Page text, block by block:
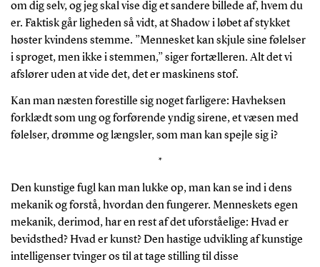
om dig selv, og jeg skal vise dig et sandere billede af, hvem du
er. Faktisk går ligheden så vidt, at Shadow i løbet af stykket
høster kvindens stemme. ”Mennesket kan skjule sine følelser
i sproget, men ikke i stemmen,” siger fortælleren. Alt det vi
afslører uden at vide det, det er maskinens stof.
Kan man næsten forestille sig noget farligere: Havheksen
forklædt som ung og forførende yndig sirene, et væsen med
følelser, drømme og længsler, som man kan spejle sig i?
*
Den kunstige fugl kan man lukke op, man kan se ind i dens
mekanik og forstå, hvordan den fungerer. Menneskets egen
mekanik, derimod, har en rest af det uforståelige: Hvad er
bevidsthed? Hvad er kunst? Den hastige udvikling af kunstige
intelligenser tvinger os til at tage stilling til disse